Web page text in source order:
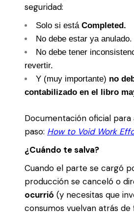
seguridad:
Solo si está Completed.
No debe estar ya anulado.
No debe tener
revertir.
Y (muy importante) no
contabilizado en el libro
Documentación oficial para
paso: How to Void Work
¿Cuándo te salva?
Cuando el parte se cargó
producción se canceló o
ocurrió (y necesitas que
consumos vuelvan atrás de